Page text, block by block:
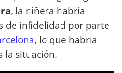
, la niñera habría
de infidelidad por parte
, lo que habría
la situación.